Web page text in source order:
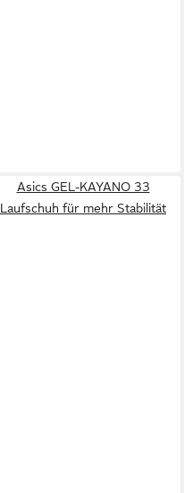
Asics GEL-KAYANO 33
Laufschuh für mehr Stabilität